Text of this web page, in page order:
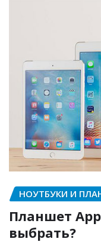
НОУТБУКИ И
Планшет
выбрать?